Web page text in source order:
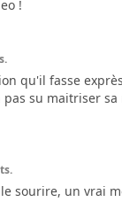
!
qu'il fasse
su maitriser
sourire, un vrai